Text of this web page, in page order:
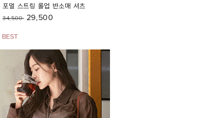
포멀 스트링 롤업 반소매 셔츠
34,500 29,500